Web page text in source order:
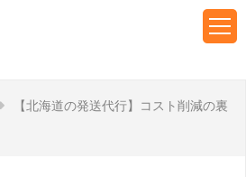
【北海道の発送代行】コスト削減の裏